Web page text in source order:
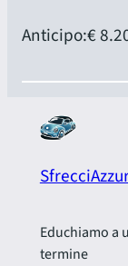
Anticipo:€
Educhiamo a
termine